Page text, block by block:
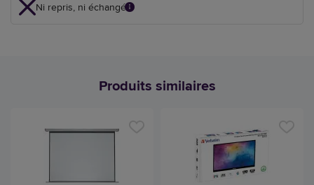
Ni repris, ni échangé
Produits similaires